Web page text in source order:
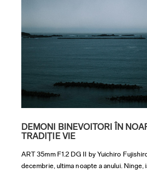
DEMONI BINEVOITORI ÎN
TRADIȚIE VIE
ART 35mm F1.2 DG II by Yuichiro
decembrie, ultima noapte a anului. Ninge,